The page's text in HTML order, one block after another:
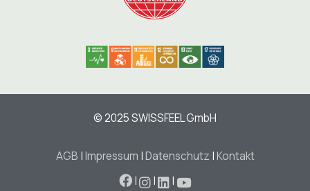
© 2025 SWISSFEEL GmbH
AGB | Impressum | Datenschutz | Kontakt
|
| |